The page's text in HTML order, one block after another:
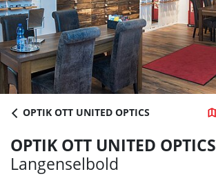
OPTIK OTT UNITED OPTICS
OPTIK OTT UNITED OPTICS
Langenselbold